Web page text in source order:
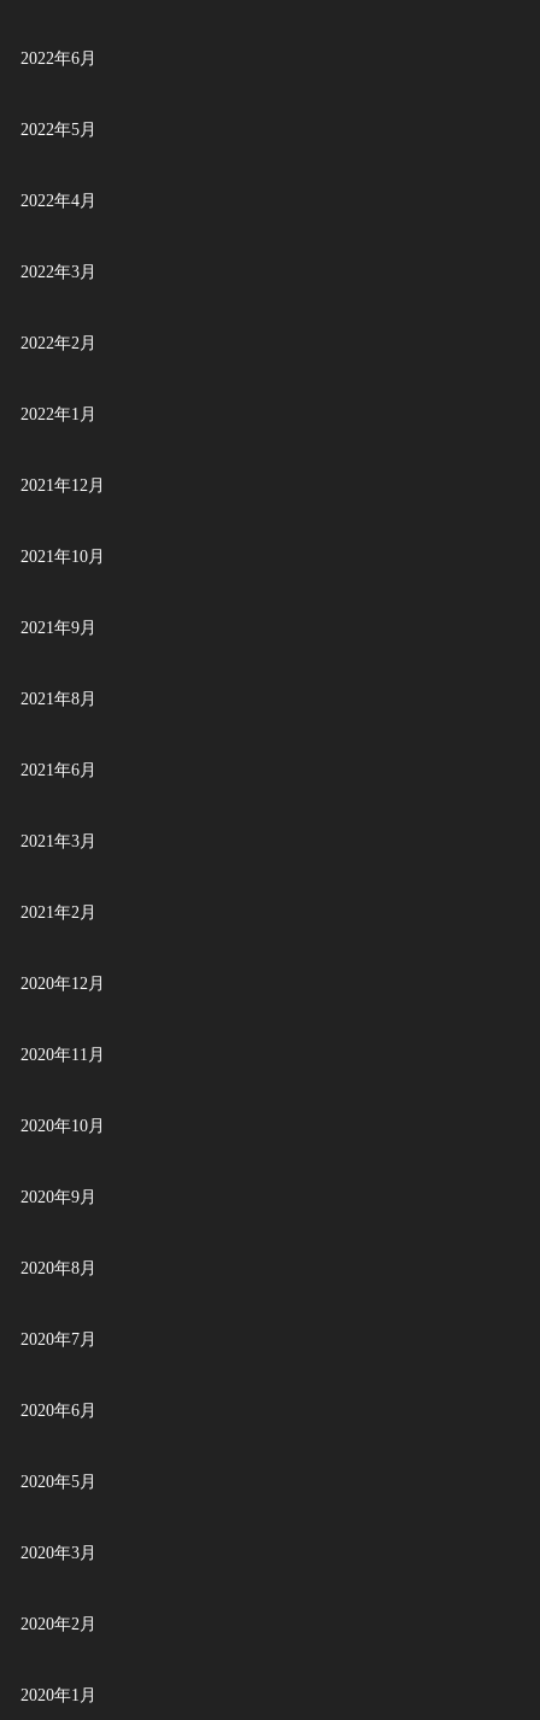
2022年6月
2022年5月
2022年4月
2022年3月
2022年2月
2022年1月
2021年12月
2021年10月
2021年9月
2021年8月
2021年6月
2021年3月
2021年2月
2020年12月
2020年11月
2020年10月
2020年9月
2020年8月
2020年7月
2020年6月
2020年5月
2020年3月
2020年2月
2020年1月